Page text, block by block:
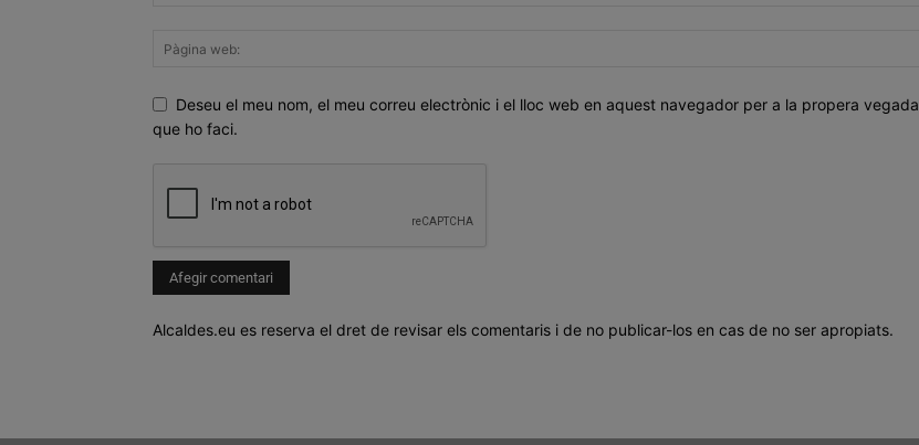
Deseu el meu nom, el meu correu electrònic i el lloc web en aquest navegador per a la propera vegada
que ho faci.
Alcaldes.eu es reserva el dret de revisar els comentaris i de no publicar-los en cas de no ser apropiats.